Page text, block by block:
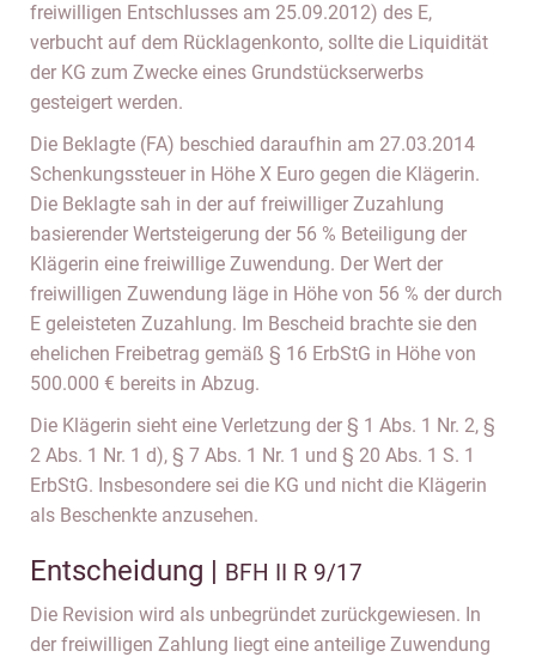
freiwilligen Entschlusses am 25.09.2012) des E,
verbucht auf dem Rücklagenkonto, sollte die Liquidität
der KG zum Zwecke eines Grundstückserwerbs
gesteigert werden.
Die Beklagte (FA) beschied daraufhin am 27.03.2014
Schenkungssteuer in Höhe X Euro gegen die Klägerin.
Die Beklagte sah in der auf freiwilliger Zuzahlung
basierender Wertsteigerung der 56 % Beteiligung der
Klägerin eine freiwillige Zuwendung. Der Wert der
freiwilligen Zuwendung läge in Höhe von 56 % der durch
E geleisteten Zuzahlung. Im Bescheid brachte sie den
ehelichen Freibetrag gemäß § 16 ErbStG in Höhe von
500.000 € bereits in Abzug.
Die Klägerin sieht eine Verletzung der § 1 Abs. 1 Nr. 2, §
2 Abs. 1 Nr. 1 d), § 7 Abs. 1 Nr. 1 und § 20 Abs. 1 S. 1
ErbStG. Insbesondere sei die KG und nicht die Klägerin
als Beschenkte anzusehen.
Entscheidung | BFH II R 9/17
Die Revision wird als unbegründet zurückgewiesen. In
der freiwilligen Zahlung liegt eine anteilige Zuwendung